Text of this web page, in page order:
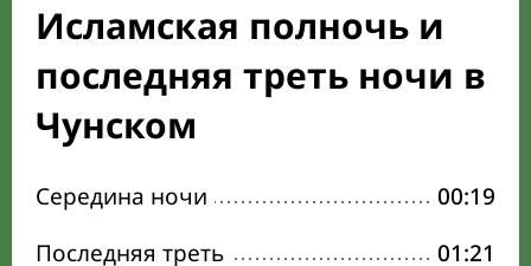
Исламская полночь и
последняя треть ночи в
Чунском
Середина ночи
00:19
Последняя треть
01:21